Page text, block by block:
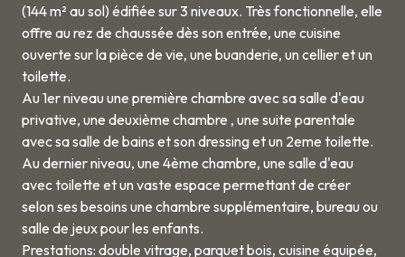
(144 m² au sol) édifiée sur 3 niveaux. Très fonctionnelle, elle
offre au rez de chaussée dès son entrée, une cuisine
ouverte sur la pièce de vie, une buanderie, un cellier et un
toilette.
Au 1er niveau une première chambre avec sa salle d'eau
privative, une deuxième chambre , une suite parentale
avec sa salle de bains et son dressing et un 2eme toilette.
Au dernier niveau, une 4ème chambre, une salle d'eau
avec toilette et un vaste espace permettant de créer
selon ses besoins une chambre supplémentaire, bureau ou
salle de jeux pour les enfants.
Prestations: double vitrage, parquet bois, cuisine équipée,